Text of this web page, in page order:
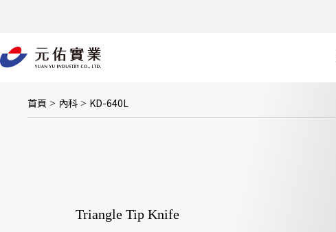
要
首頁 > 內科 > KD-640L
Triangle Tip Knife